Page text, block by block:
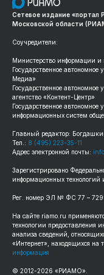
Сетевое издание «портал
Московской области
Соучредители:
Министерство информации и
Государственное
Медиа»
Государственное
агентство «Контент-Центр»
Государственное
информационных систем
Главный редактор:
Тел.: 8 (495) 223-35-11
Адрес электронной почты:
Зарегистрировано
информационных
Рег. номер ЭЛ № ФС 77 –
На сайте riamo.ru
технологии предоставления
анализа сведений,
«Интернет», находящихся на
информация
© 2012-2026 «РИАМО».